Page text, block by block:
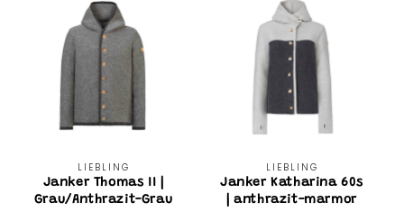
Anbieter:
LIEBLING
Janker Thomas II |
Grau/Anthrazit-Grau
Anbieter:
LIEBLING
Janker Katharina 60s
| anthrazit-marmor